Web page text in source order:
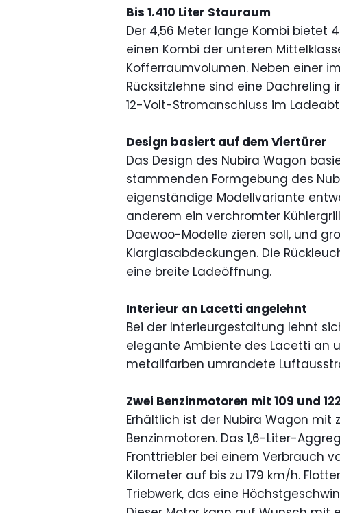
Bis 1.410 Liter Stauraum
Der 4,56 Meter lange Kombi bietet
einen Kombi der unteren
Kofferraumvolumen. Neben einer
Rücksitzlehne sind eine
12-Volt-Stromanschluss im
Design basiert auf dem Viertürer
Das Design des Nubira Wagon
stammenden Formgebung des
eigenständige Modellvariante
anderem ein verchromter
Daewoo-Modelle zieren soll, und
Klarglasabdeckungen. Die
eine breite Ladeöffnung.
Interieur an Lacetti angelehnt
Bei der Interieurgestaltung lehnt
elegante Ambiente des Lacetti an
metallfarben umrandete
Zwei Benzinmotoren mit 109 und
Erhältlich ist der Nubira Wagon mit
Benzinmotoren. Das 1,6-Liter-
Fronttriebler bei einem Verbrauch
Kilometer auf bis zu 179 km/h.
Triebwerk, das eine